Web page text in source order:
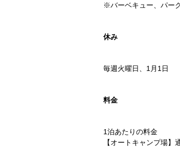
※バーベキュー、パー
休み
毎週火曜日、1月1日
料金
1泊あたりの料金
【オートキャンプ場